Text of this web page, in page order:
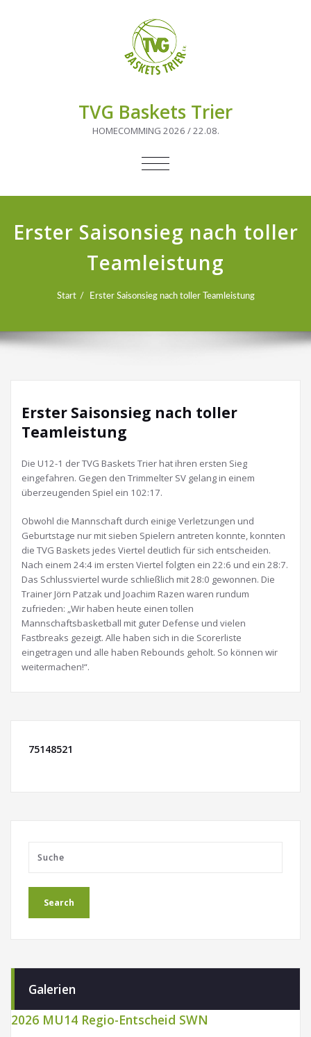
TVG Baskets Trier
HOMECOMMING 2026 / 22.08.
NAVIGATION
Erster Saisonsieg nach toller
Teamleistung
Start Erster Saisonsieg nach toller Teamleistung
Erster Saisonsieg nach toller
Teamleistung
Die U12-1 der TVG Baskets Trier hat ihren ersten Sieg
eingefahren. Gegen den Trimmelter SV gelang in einem
überzeugenden Spiel ein 102:17.
Obwohl die Mannschaft durch einige Verletzungen und
Geburtstage nur mit sieben Spielern antreten konnte, konnten
die TVG Baskets jedes Viertel deutlich für sich entscheiden.
Nach einem 24:4 im ersten Viertel folgten ein 22:6 und ein 28:7.
Das Schlussviertel wurde schließlich mit 28:0 gewonnen. Die
Trainer Jörn Patzak und Joachim Razen waren rundum
zufrieden: „Wir haben heute einen tollen
Mannschaftsbasketball mit guter Defense und vielen
Fastbreaks gezeigt. Alle haben sich in die Scorerliste
eingetragen und alle haben Rebounds geholt. So können wir
weitermachen!“.
75148521
Galerien
2026 MU14 Regio-Entscheid SWN